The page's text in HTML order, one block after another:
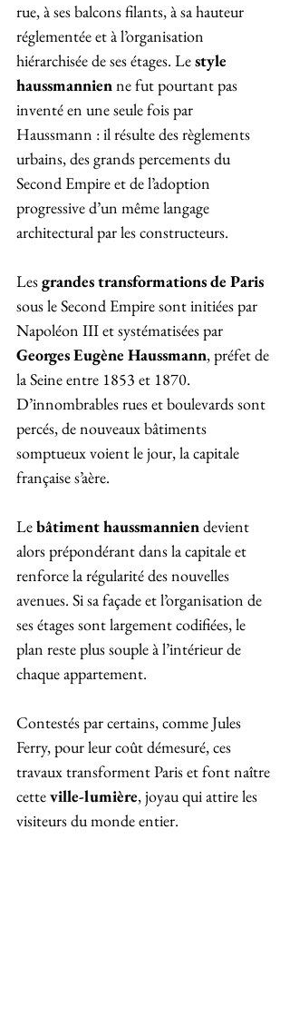
rue, à ses balcons filants, à sa hauteur
réglementée et à l’organisation
hiérarchisée de ses étages. Le style
haussmannien ne fut pourtant pas
inventé en une seule fois par
Haussmann : il résulte des règlements
urbains, des grands percements du
Second Empire et de l’adoption
progressive d’un même langage
architectural par les constructeurs.
Les grandes transformations de Paris
sous le Second Empire sont initiées par
Napoléon III et systématisées par
Georges Eugène Haussmann, préfet de
la Seine entre 1853 et 1870.
D’innombrables rues et boulevards sont
percés, de nouveaux bâtiments
somptueux voient le jour, la capitale
française s’aère.
Le bâtiment haussmannien devient
alors prépondérant dans la capitale et
renforce la régularité des nouvelles
avenues. Si sa façade et l’organisation de
ses étages sont largement codifiées, le
plan reste plus souple à l’intérieur de
chaque appartement.
Contestés par certains, comme Jules
Ferry, pour leur coût démesuré, ces
travaux transforment Paris et font naître
cette ville-lumière, joyau qui attire les
visiteurs du monde entier.